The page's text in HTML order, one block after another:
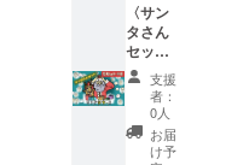
〈サン
タさん
セッ
ト〉
『サン
タ苦労
ス』✕
支援
者：
0人
お届
け予